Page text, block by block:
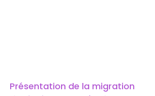
Présentation de la migration